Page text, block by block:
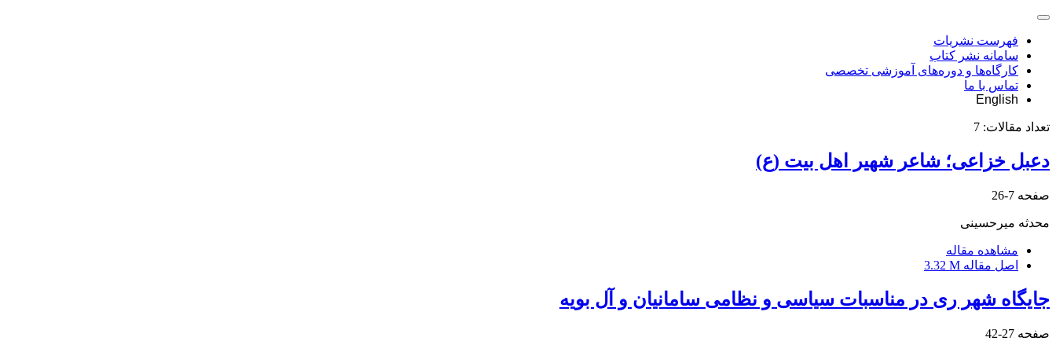
فهرست نشریات
سامانه نشر کتاب
کارگاه‌ها و دوره‌های آموزشی تخصصی
تماس با ما
English
تعداد مقالات: 7
دعبل خزاعی؛ شاعر شهیر اهل بیت (ع)
صفحه 7-26
محدثه میرحسینی
مشاهده مقاله
اصل مقاله 3.32 M
جایگاه شهر ری در مناسبات سیاسی و نظامی سامانیان و آل بویه
صفحه 27-42